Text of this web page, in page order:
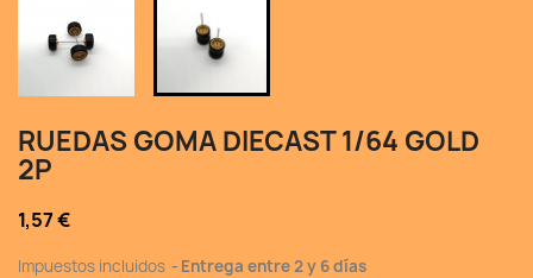
RUEDAS GOMA DIECAST 1/64 GOLD
2P
1,57 €
Impuestos incluidos Entrega entre 2 y 6 días